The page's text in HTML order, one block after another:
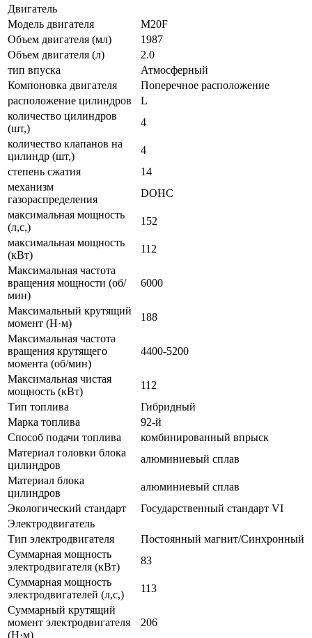
Двигатель
Модель двигателя
M20F
Объем двигателя (мл)
1987
Объем двигателя (л)
2.0
тип впуска
Атмосферный
Компоновка двигателя
Поперечное расположение
расположение цилиндров
L
количество цилиндров
(шт,)
4
количество клапанов на
цилиндр (шт,)
4
степень сжатия
14
механизм
газораспределения
DOHC
максимальная мощность
(л,с,)
152
максимальная мощность
(кВт)
112
Максимальная частота
вращения мощности (об/
мин)
6000
Максимальный крутящий
момент (Н·м)
188
Максимальная частота
вращения крутящего
момента (об/мин)
4400-5200
Максимальная чистая
мощность (кВт)
112
Тип топлива
Гибридный
Марка топлива
92-й
Способ подачи топлива
комбинированный впрыск
Материал головки блока
цилиндров
алюминиевый сплав
Материал блока
цилиндров
алюминиевый сплав
Экологический стандарт
Государственный стандарт VI
Электродвигатель
Тип электродвигателя
Постоянный магнит/Синхронный
Суммарная мощность
электродвигателя (кВт)
83
Суммарная мощность
электродвигателей (л,с,)
113
Суммарный крутящий
момент электродвигателя
(Н·м)
206